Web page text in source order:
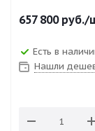
657 800руб./
Есть в
Нашли